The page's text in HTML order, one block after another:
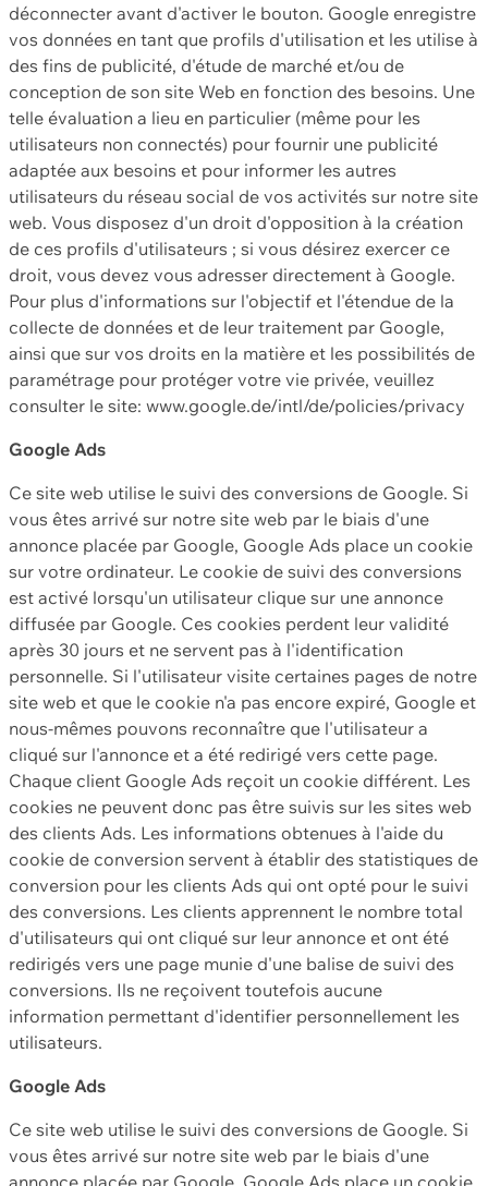
déconnecter avant d'activer le bouton. Google enregistre
vos données en tant que profils d'utilisation et les utilise à
des fins de publicité, d'étude de marché et/ou de
conception de son site Web en fonction des besoins. Une
telle évaluation a lieu en particulier (même pour les
utilisateurs non connectés) pour fournir une publicité
adaptée aux besoins et pour informer les autres
utilisateurs du réseau social de vos activités sur notre site
web. Vous disposez d'un droit d'opposition à la création
de ces profils d'utilisateurs ; si vous désirez exercer ce
droit, vous devez vous adresser directement à Google.
Pour plus d'informations sur l'objectif et l'étendue de la
collecte de données et de leur traitement par Google,
ainsi que sur vos droits en la matière et les possibilités de
paramétrage pour protéger votre vie privée, veuillez
consulter le site: www.google.de/intl/de/policies/privacy
Google Ads
Ce site web utilise le suivi des conversions de Google. Si
vous êtes arrivé sur notre site web par le biais d'une
annonce placée par Google, Google Ads place un cookie
sur votre ordinateur. Le cookie de suivi des conversions
est activé lorsqu'un utilisateur clique sur une annonce
diffusée par Google. Ces cookies perdent leur validité
après 30 jours et ne servent pas à l'identification
personnelle. Si l'utilisateur visite certaines pages de notre
site web et que le cookie n'a pas encore expiré, Google et
nous-mêmes pouvons reconnaître que l'utilisateur a
cliqué sur l'annonce et a été redirigé vers cette page.
Chaque client Google Ads reçoit un cookie différent. Les
cookies ne peuvent donc pas être suivis sur les sites web
des clients Ads. Les informations obtenues à l'aide du
cookie de conversion servent à établir des statistiques de
conversion pour les clients Ads qui ont opté pour le suivi
des conversions. Les clients apprennent le nombre total
d'utilisateurs qui ont cliqué sur leur annonce et ont été
redirigés vers une page munie d'une balise de suivi des
conversions. Ils ne reçoivent toutefois aucune
information permettant d'identifier personnellement les
utilisateurs.
Google Ads
Ce site web utilise le suivi des conversions de Google. Si
vous êtes arrivé sur notre site web par le biais d'une